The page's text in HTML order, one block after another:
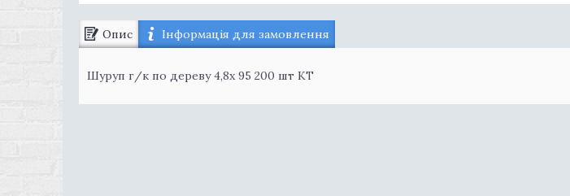
Опис Інформація для замовлення
Шуруп г/к по дереву 4,8х 95 200 шт КТ